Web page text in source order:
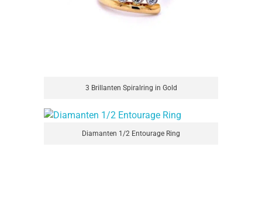
3 Brillanten Spiralring in Gold
Diamanten 1/2 Entourage Ring